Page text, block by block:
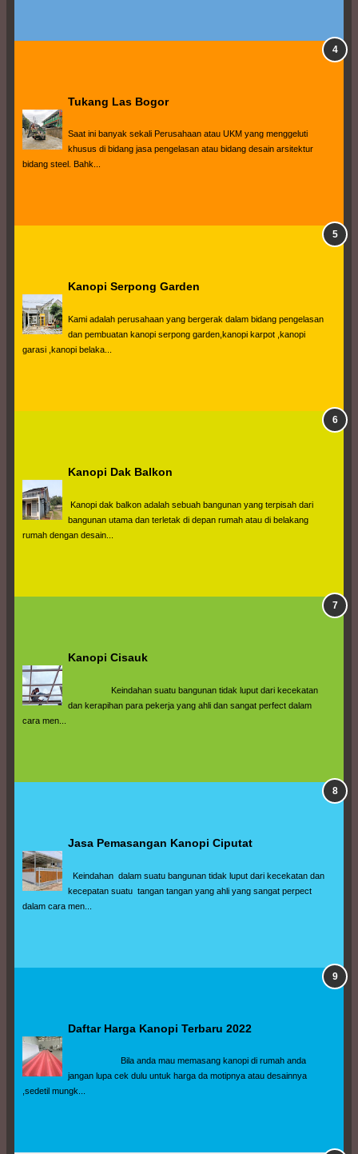
Tukang Las Bogor
Saat ini banyak sekali Perusahaan atau UKM yang menggeluti
khusus di bidang jasa pengelasan atau bidang desain arsitektur
bidang steel. Bahk...
Kanopi Serpong Garden
Kami adalah perusahaan yang bergerak dalam bidang pengelasan
dan pembuatan kanopi serpong garden,kanopi karpot ,kanopi
garasi ,kanopi belaka...
Kanopi Dak Balkon
Kanopi dak balkon adalah sebuah bangunan yang terpisah dari
bangunan utama dan terletak di depan rumah atau di belakang
rumah dengan desain...
Kanopi Cisauk
Keindahan suatu bangunan tidak luput dari kecekatan
dan kerapihan para pekerja yang ahli dan sangat perfect dalam
cara men...
Jasa Pemasangan Kanopi Ciputat
Keindahan  dalam suatu bangunan tidak luput dari kecekatan dan
kecepatan suatu  tangan tangan yang ahli yang sangat perpect
dalam cara men...
Daftar Harga Kanopi Terbaru 2022
Bila anda mau memasang kanopi di rumah anda
jangan lupa cek dulu untuk harga da motipnya atau desainnya
,sedetil mungk...